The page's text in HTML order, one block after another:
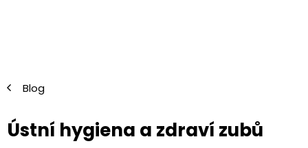
Blog
Ústní hygiena a zdraví zubů